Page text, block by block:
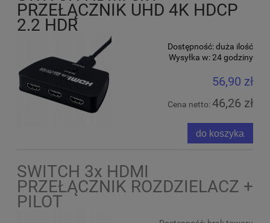
PRZEŁĄCZNIK UHD 4K HDCP
2.2 HDR
Dostępność:duża ilość
Wysyłka w:24 godziny
56,90 zł
Cena netto:46,26 zł
do koszyka
SWITCH 3x HDMI
PRZEŁĄCZNIK ROZDZIELACZ +
PILOT